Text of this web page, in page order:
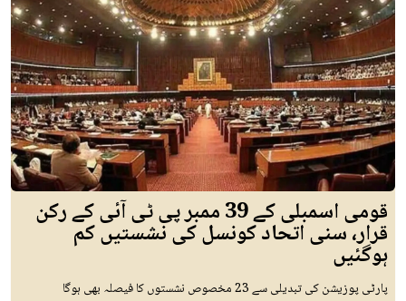
قومی اسمبلی کے 39 ممبر پی ٹی آئی کے رکن
قرار، سنی اتحاد کونسل کی نشستیں کم
ہوگئیں
پارٹی پوزیشن کی تبدیلی سے 23 مخصوص نشستوں کا فیصلہ بھی ہوگا